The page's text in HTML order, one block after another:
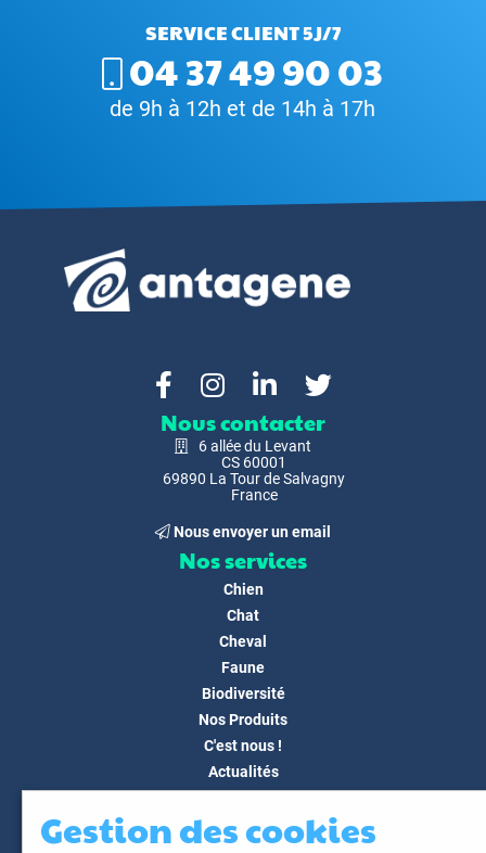
SERVICE CLIENT 5J/7
04 37 49 90 03
de 9h à 12h et de 14h à 17h
Nous contacter
6 allée du Levant
CS 60001
69890 La Tour de Salvagny
France
Nous envoyer un email
Nos services
Chien
Chat
Cheval
Faune
Biodiversité
Nos Produits
C'est nous !
Actualités
FAQ
Gestion des cookies